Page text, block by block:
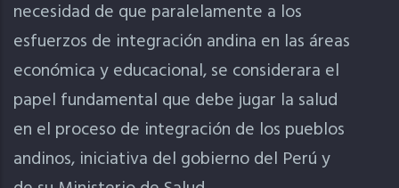
necesidad de que paralelamente a los
esfuerzos de integración andina en las áreas
económica y educacional, se considerara el
papel fundamental que debe jugar la salud
en el proceso de integración de los pueblos
andinos, iniciativa del gobierno del Perú y